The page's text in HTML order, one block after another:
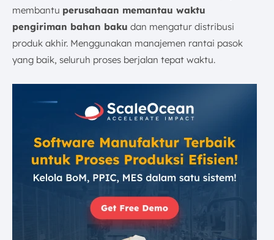
membantu perusahaan memantau waktu
pengiriman bahan baku dan mengatur distribusi
produk akhir. Menggunakan manajemen rantai pasok
yang baik, seluruh proses berjalan tepat waktu.